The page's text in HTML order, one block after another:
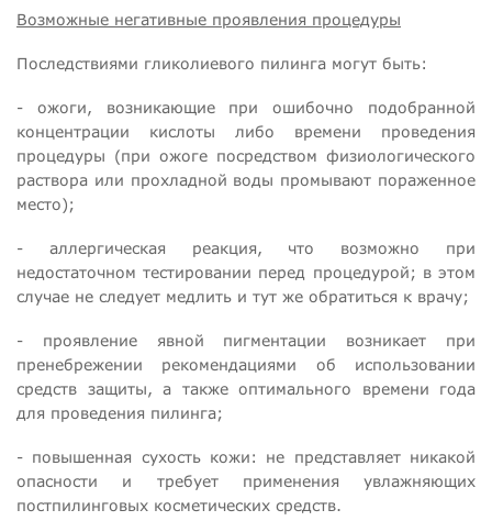
Возможные негативные проявления процедуры
Последствиями гликолиевого пилинга могут быть:
- ожоги, возникающие при ошибочно подобранной
концентрации кислоты либо времени проведения
процедуры (при ожоге посредством физиологического
раствора или прохладной воды промывают пораженное
место);
- аллергическая реакция, что возможно при
недостаточном тестировании перед процедурой; в этом
случае не следует медлить и тут же обратиться к врачу;
- проявление явной пигментации возникает при
пренебрежении рекомендациями об использовании
средств защиты, а также оптимального времени года
для проведения пилинга;
- повышенная сухость кожи: не представляет никакой
опасности и требует применения увлажняющих
постпилинговых косметических средств.